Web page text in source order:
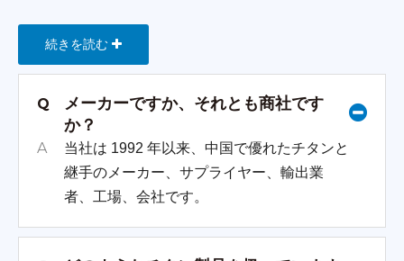
続きを読む
Q
メーカーですか、それとも商社です
か？
A
当社は 1992 年以来、中国で優れたチタンと
継手のメーカー、サプライヤー、輸出業
者、工場、会社です。